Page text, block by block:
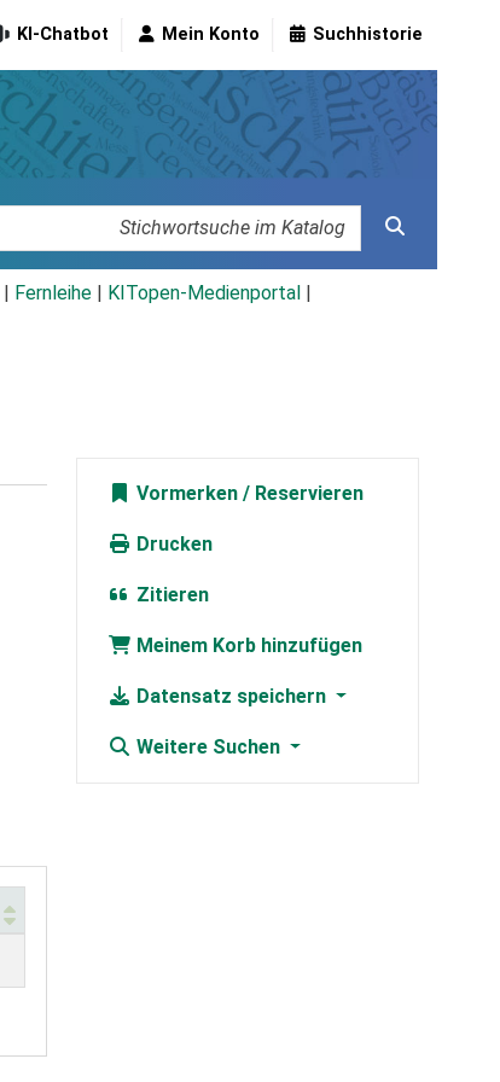
KI-Chatbot Mein Konto Suchhistorie
Fernleihe KITopen-Medienportal
Vormerken
Drucken
Zitieren
Meinem Korb hinzufügen
Datensatz speichern
Weitere Suchen